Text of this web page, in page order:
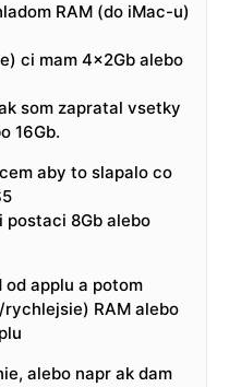
RAM (do iMac-u)
ci mam 4x2Gb alebo
som zapratal vsetky
16Gb.
aby to slapalo co
postaci 8Gb alebo
od applu a potom
RAM alebo
alebo napr ak dam